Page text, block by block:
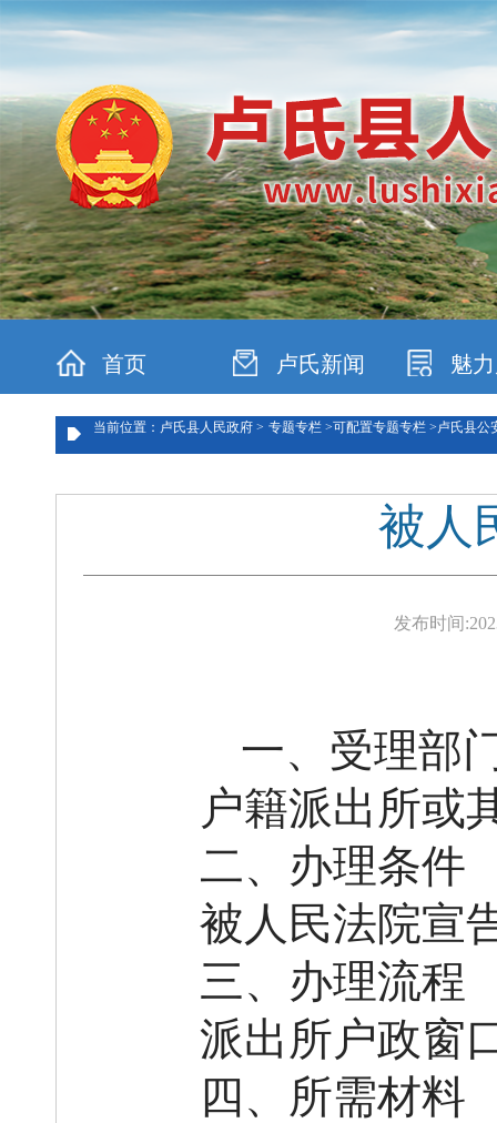
首页 卢氏新闻 魅
当前位置：卢氏县人民政府 > 专题专栏 >可配置专题专栏 >卢氏县公
被人
发布时间:
一、受理部
户籍派出所或
二、办理条件
被人民法院宣
三、办理流程
派出所户政
四、所需材料